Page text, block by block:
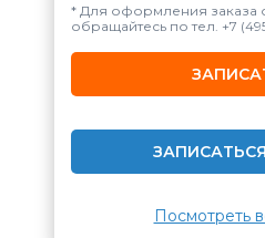
* Для оформления заказа
обращайтесь по тел. +7
Посмотреть